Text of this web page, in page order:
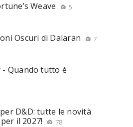
Weave 5
Oscuri di Dalaran 7
Quando tutto è
D&D: tutte le novità
il 2027!
78